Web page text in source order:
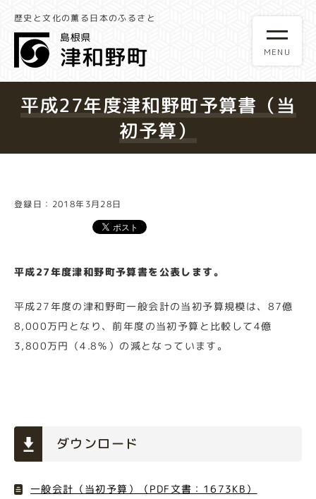
歴史と文化の薫る日本のふるさと
平成27年度津和野町予算書（当
初予算）
登録日：2018年3月28日
平成27年度津和野町予算書を公表します。
平成27年度の津和野町一般会計の当初予算規模は、87億
8,000万円となり、前年度の当初予算と比較して4億
3,800万円（4.8％）の減となっています。
ダウンロード
一般会計（当初予算）（PDF文書：1673KB）